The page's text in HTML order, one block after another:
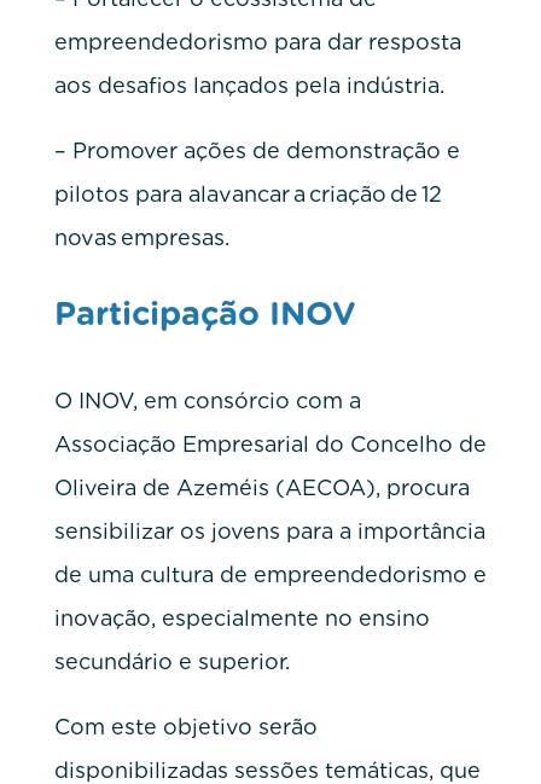
empreendedorismo para dar resposta
aos desafios lançados pela indústria.
– Promover ações de demonstração e
pilotos para alavancar a criação de 12
novas empresas.
Participação INOV
O INOV, em consórcio com a
Associação Empresarial do Concelho de
Oliveira de Azeméis (AECOA), procura
sensibilizar os jovens para a importância
de uma cultura de empreendedorismo e
inovação, especialmente no ensino
secundário e superior.
Com este objetivo serão
disponibilizadas sessões temáticas, que